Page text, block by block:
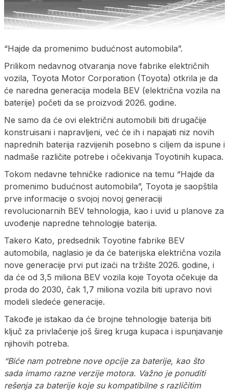
“Hajde da promenimo budućnost automobila”.
Prilikom nedavnog otvaranja nove fabrike električnih
vozila, Toyota Motor Corporation (Toyota) otkrila je da
će naredna generacija modela BEV (električna vozila na
baterije) početi da se proizvodi 2026. godine.
Ne samo da će ovi električni automobili biti drugačije
konstruisani i napravljeni, već će ih i napajati niz novih
naprednih baterija razvijenih posebno s ciljem da ispune i
nadmaše različite potrebe i očekivanja Toyotinih kupaca.
Tokom nedavne tehničke radionice na temu “Hajde da
promenimo budućnost automobila”, Toyota je saopštila
prve informacije o svojoj novoj generaciji
revolucionarnih BEV tehnologija, kao i uvid u planove za
uvođenje napredne tehnologije baterija.
Takero Kato, predsednik Toyotine fabrike BEV
automobila, naglasio je da će baterijska električna vozila
nove generacije prvi put izaći na tržište 2026. godine, i
da će od 3,5 miliona BEV vozila koje Toyota očekuje da
proda do 2030, čak 1,7 miliona vozila biti upravo novi
modeli sledeće generacije.
Takođe je istakao da će brojne tehnologije baterija biti
ključ za privlačenje još šireg kruga kupaca i ispunjavanje
njihovih potreba.
“Biće nam potrebne nove opcije za baterije, kao što
sada imamo razne verzije motora. Važno je ponuditi
rešenja za baterije koje su kompatibilne s različitim